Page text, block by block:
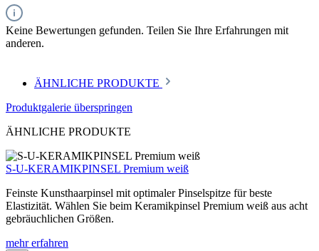
Keine Bewertungen gefunden. Teilen Sie Ihre Erfahrungen mit
anderen.
ÄHNLICHE PRODUKTE
Produktgalerie überspringen
ÄHNLICHE PRODUKTE
S-U-KERAMIKPINSEL Premium weiß
Feinste Kunsthaarpinsel mit optimaler Pinselspitze für beste
Elastizität. Wählen Sie beim Keramikpinsel Premium weiß aus acht
gebräuchlichen Größen.
mehr erfahren